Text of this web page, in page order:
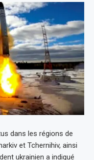
dans les régions de
et Tchernihiv, ainsi
ukrainien a indiqué